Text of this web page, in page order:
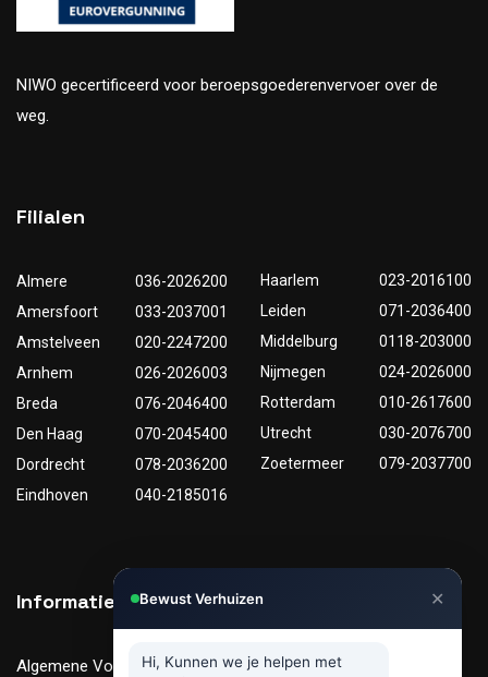
NIWO gecertificeerd voor beroepsgoederenvervoer over de
weg.
Filialen
Almere
036-2026200
Amersfoort
033-2037001
Amstelveen
020-2247200
Arnhem
026-2026003
Breda
076-2046400
Den Haag
070-2045400
Dordrecht
078-2036200
Eindhoven
040-2185016
Haarlem
023-2016100
Leiden
071-2036400
Middelburg
0118-203000
Nijmegen
024-2026000
Rotterdam
010-2617600
Utrecht
030-2076700
Zoetermeer
079-2037700
Informatie
Algemene Voorwaarden
Nuttige links
Tarieven
Bewust Verhuizen ✕
Hi, Kunnen we je helpen met